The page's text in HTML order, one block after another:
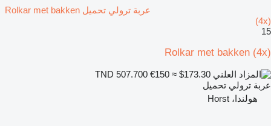
عربة ترولي تحميل Rolkar met bakken
(4x)
15
Rolkar met bakken (4x)
€150 ≈ $173.30
عربة ترولي تحميل
هولندا، Horst